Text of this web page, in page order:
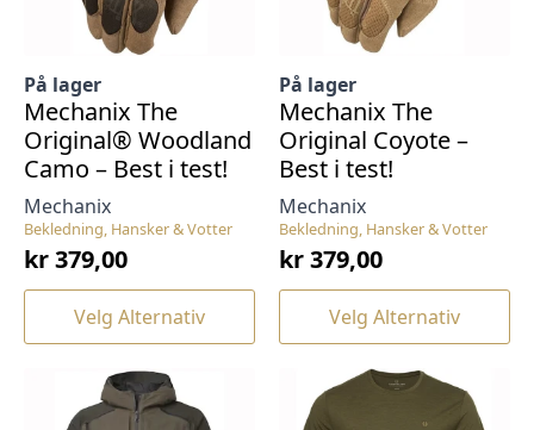
Bekledning, Hansker & Votter
Mechanix
På lager
Mechanix The
Original® Woodland
Camo – Best i test!
kr379,00
Velg Alternativ
Dette
produktet
har
varianter.
Bekledning, Hansker & Votter
Mechanix
På lager
Mechanix The
Original Coyote –
Best i test!
kr379,00
Velg Alternativ
Dette
produktet
har
varianter.